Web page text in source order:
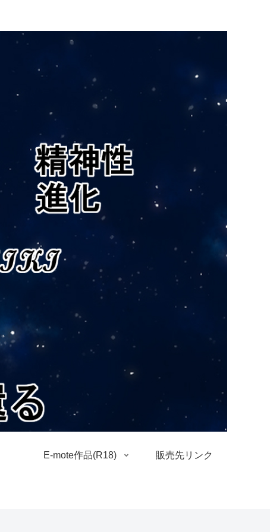
E-mote作品(R18) 販売先リンク